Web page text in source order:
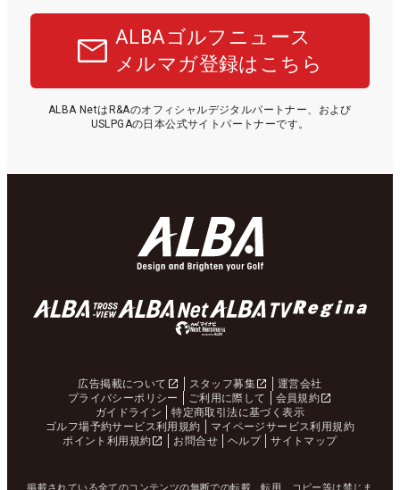
ALBAゴルフニュース
メルマガ登録はこちら
ALBA NetはR&Aのオフィシャルデジタルパートナー、および
USLPGAの日本公式サイトパートナーです。
広告掲載について スタッフ募集
運営会社
プライバシーポリシー
ご利用に際して
会員規約
ガイドライン
特定商取引法に基づく表示
ゴルフ場予約サービス利用規約
マイページサービス利用規約
ポイント利用規約
お問合せ ヘルプ サイトマップ